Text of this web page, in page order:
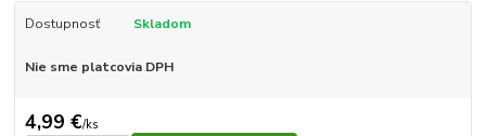
Dostupnosť Skladom
Nie sme platcovia DPH
4,99 €/ks